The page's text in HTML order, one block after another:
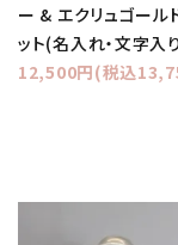
ー & エクリュゴール
ット(名入れ・文字入
12,500円(税込